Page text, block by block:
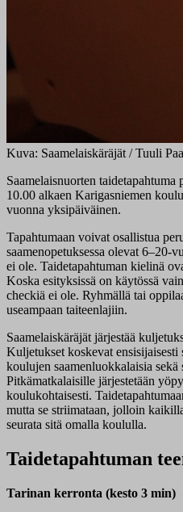
Kuva: Saamelaiskäräjät / Tuuli
Saamelaisnuorten
10.00 alkaen Karigasniemen
vuonna yksipäiväinen.
Tapahtumaan voivat osallistua
saamenopetuksessa olevat 6–20-
ei ole. Taidetapahtuman kielinä
Koska esityksissä on käytössä
checkiä ei ole. Ryhmällä tai
useampaan taiteenlajiin.
Saamelaiskäräjät järjestää
Kuljetukset koskevat ensisijaisesti
koulujen saamenluokkalaisia
Pitkämatkalaisille järjestetään
koulukohtaisesti.
mutta se striimataan, jolloin
seurata sitä omalla koululla.
Taidetapahtuman
Tarinan kerronta (kesto 3 min)